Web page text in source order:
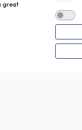
great